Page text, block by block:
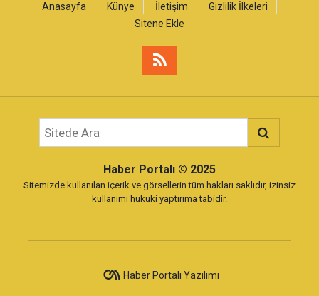
Anasayfa Künye İletişim
Gizlilik İlkeleri
Sitene Ekle
Haber Portalı © 2025
Sitemizde kullanılan içerik ve görsellerin tüm hakları saklıdır, izinsiz
kullanımı hukuki yaptırıma tabidir.
Haber Portalı Yazılımı